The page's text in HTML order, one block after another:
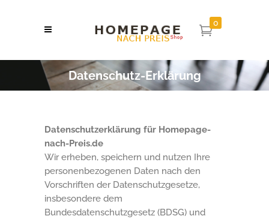
0
Datenschutz-Erklärung
Datenschutzerklärung für Homepage-
nach-Preis.de
Wir erheben, speichern und nutzen Ihre
personenbezogenen Daten nach den
Vorschriften der Datenschutzgesetze,
insbesondere dem
Bundesdatenschutzgesetz (BDSG) und